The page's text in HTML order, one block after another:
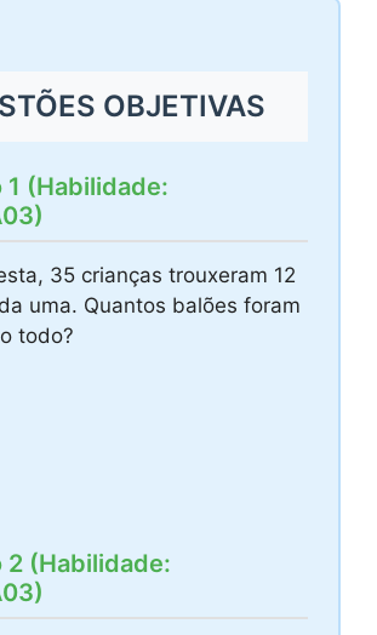
OBJETIVAS
1 (Habilidade:
35 crianças trouxeram 12
uma. Quantos balões foram
todo?
2 (Habilidade: